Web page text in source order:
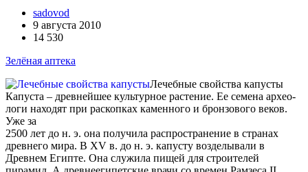
sadovod
9 августа 2010
14 530
Зелёная аптека
Лечебные свойства капусты
Капуста – древнейшее культурное растение. Ее семена архео­
логи находят при раскопках каменного и бронзового веков.
Уже за
2500 лет до н. э. она получила распространение в странах
древнего мира. В ХV в. до н. э. капусту возделывали в
Древнем Египте. Она служила пищей для строителей